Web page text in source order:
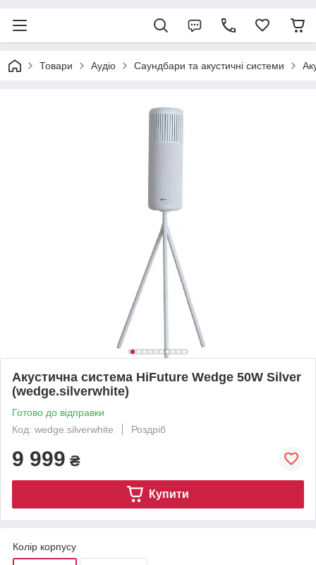
Товари Аудіо Саундбари та акустичні системи
Акустична система HiFuture Wedge 50W Silver
(wedge.silverwhite)
Готово до відправки
Код: wedge.silverwhite
Роздріб
9 999 ₴
Купити
Колір корпусу